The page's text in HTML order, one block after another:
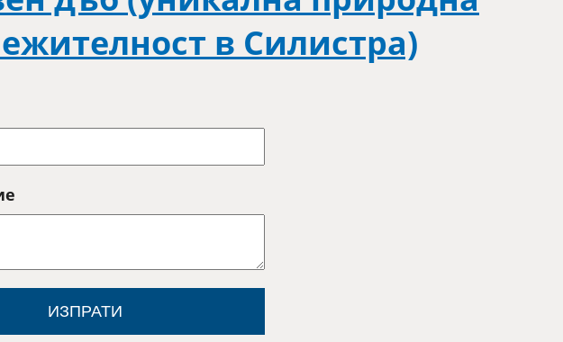
в Силистра)
ИЗПРАТИ